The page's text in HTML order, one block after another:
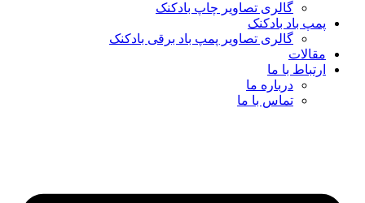
گالری تصاویر چاپ بادکنک
پمپ باد بادکنک
گالری تصاویر پمپ باد برقی بادکنک
مقالات
ارتباط با ما
درباره ما
تماس با ما